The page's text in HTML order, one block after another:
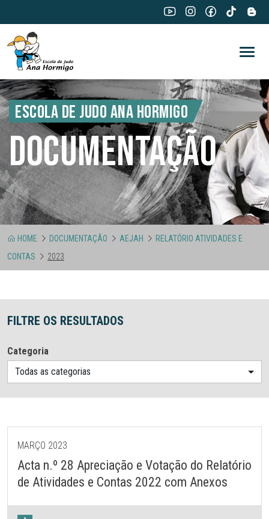
ESCOLA DE JUDO ANA HORMIGO
DOCUMENTAÇÃO
HOME DOCUMENTAÇÃO AEJAH
RELATÓRIO ATIVIDADES E
CONTAS
2023
FILTRE OS RESULTADOS
Categoria
Todas as categorias
MARÇO 2023
Acta n.º 28 Apreciação e Votação do Relatório
de Atividades e Contas 2022 com Anexos